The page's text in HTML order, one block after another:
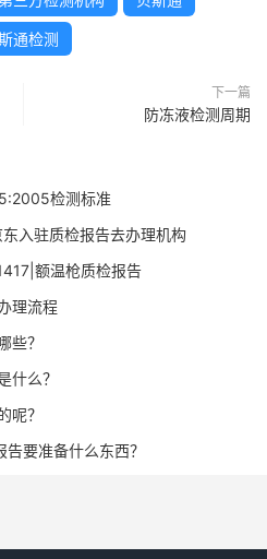
通检测
下一篇
防冻液检测周期
检测标准
入驻质检报告去办理机构
额温枪质检报告
理流程
些？
什么？
呢？
要准备什么东西？